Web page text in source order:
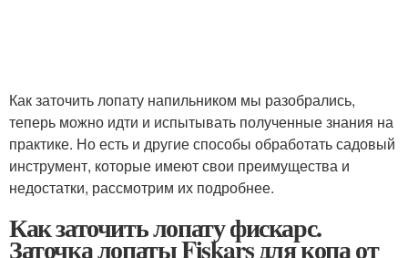
Как заточить лопату напильником мы разобрались,
теперь можно идти и испытывать полученные знания на
практике. Но есть и другие способы обработать садовый
инструмент, которые имеют свои преимущества и
недостатки, рассмотрим их подробнее.
Как заточить лопату фискарс.
Заточка лопаты Fiskars для копа от